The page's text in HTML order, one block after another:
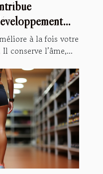
à la fois votre
conserve l’âme,...